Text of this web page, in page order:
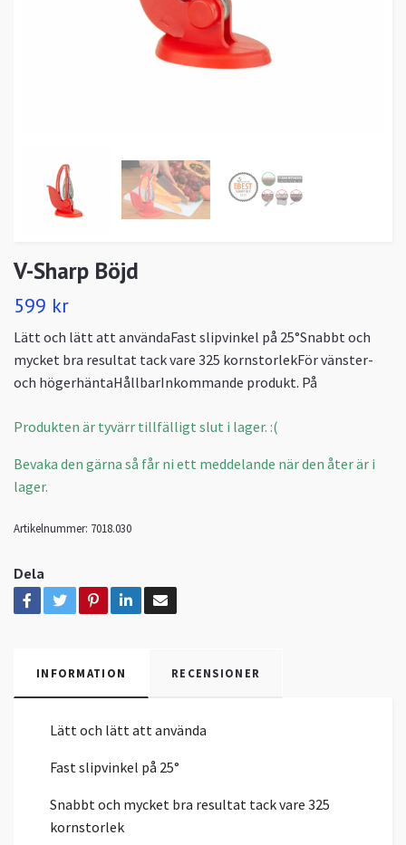
V-Sharp Böjd
599 kr
Lätt och lätt att användaFast slipvinkel på 25°Snabbt och
mycket bra resultat tack vare 325 kornstorlekFör vänster-
och högerhäntaHållbarInkommande produkt. På
Produkten är tyvärr tillfälligt slut i lager. :(
Bevaka den gärna så får ni ett meddelande när den åter är i
lager.
Artikelnummer: 7018.030
Dela
INFORMATION RECENSIONER
Lätt och lätt att använda
Fast slipvinkel på 25°
Snabbt och mycket bra resultat tack vare 325
kornstorlek